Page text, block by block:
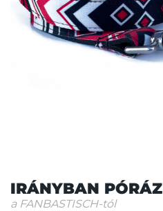
IRÁNYBAN PÓRÁZ
a FANBASTISCH-tól